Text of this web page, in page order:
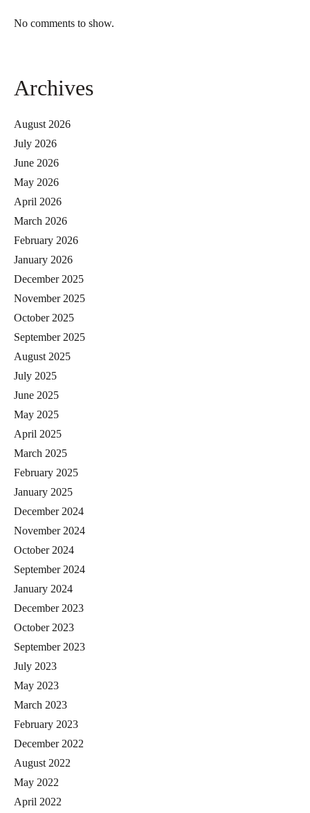
No comments to show.
Archives
August 2026
July 2026
June 2026
May 2026
April 2026
March 2026
February 2026
January 2026
December 2025
November 2025
October 2025
September 2025
August 2025
July 2025
June 2025
May 2025
April 2025
March 2025
February 2025
January 2025
December 2024
November 2024
October 2024
September 2024
January 2024
December 2023
October 2023
September 2023
July 2023
May 2023
March 2023
February 2023
December 2022
August 2022
May 2022
April 2022